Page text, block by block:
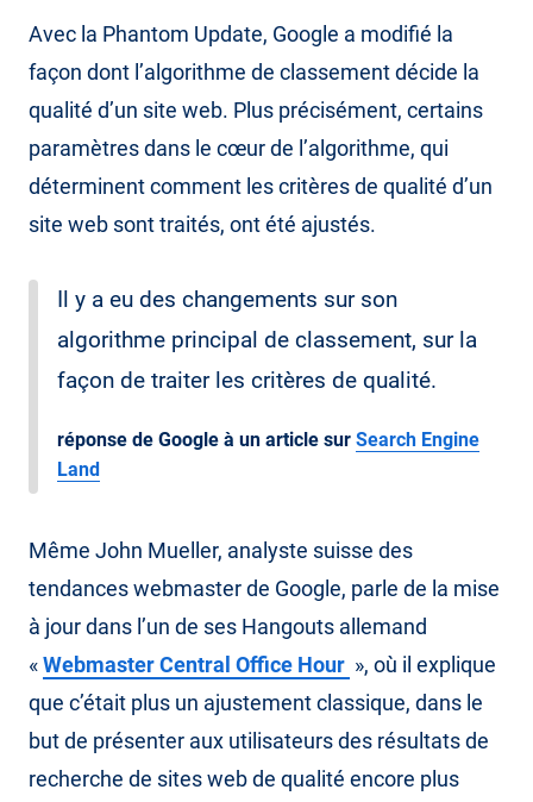
Avec la Phantom Update, Google a modifié la
façon dont l’algorithme de classement décide la
qualité d’un site web. Plus précisément, certains
paramètres dans le cœur de l’algorithme, qui
déterminent comment les critères de qualité d’un
site web sont traités, ont été ajustés.
Il y a eu des changements sur son
algorithme principal de classement, sur la
façon de traiter les critères de qualité.
réponse de Google à un article sur Search Engine
Land
Même John Mueller, analyste suisse des
tendances webmaster de Google, parle de la mise
à jour dans l’un de ses Hangouts allemand
«Webmaster Central Office Hour », où il explique
que c’était plus un ajustement classique, dans le
but de présenter aux utilisateurs des résultats de
recherche de sites web de qualité encore plus